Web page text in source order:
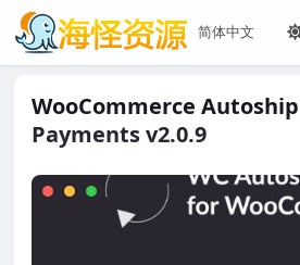
WooCommerce
Payments v2.0.9